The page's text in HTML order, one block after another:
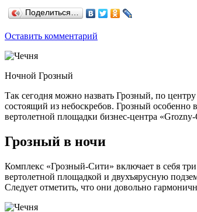
Поделиться…
Оставить комментарий
Ночной Грозный
Так сегодня можно назвать Грозный, по
состоящий из небоскребов. Грозный особенно
вертолетной площадки бизнес-центра
Грозный в ночи
Комплекс «Грозный-Сити» включает в себя
вертолетной площадкой и двухъярусную
Следует отметить, что они довольно